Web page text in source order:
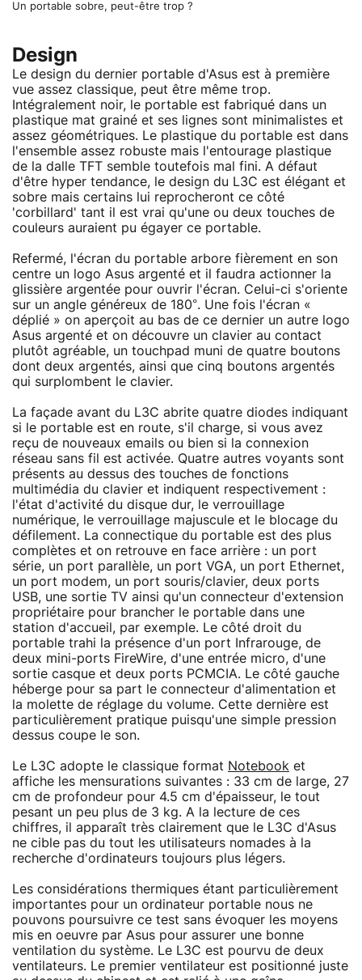
Un portable sobre, peut-être trop ?
Design
Le design du dernier portable d'Asus est à première
vue assez classique, peut être même trop.
Intégralement noir, le portable est fabriqué dans un
plastique mat grainé et ses lignes sont minimalistes et
assez géométriques. Le plastique du portable est dans
l'ensemble assez robuste mais l'entourage plastique
de la dalle TFT semble toutefois mal fini. A défaut
d'être hyper tendance, le design du L3C est élégant et
sobre mais certains lui reprocheront ce côté
'corbillard' tant il est vrai qu'une ou deux touches de
couleurs auraient pu égayer ce portable.
Refermé, l'écran du portable arbore fièrement en son
centre un logo Asus argenté et il faudra actionner la
glissière argentée pour ouvrir l'écran. Celui-ci s'oriente
sur un angle généreux de 180°. Une fois l'écran «
déplié » on aperçoit au bas de ce dernier un autre logo
Asus argenté et on découvre un clavier au contact
plutôt agréable, un touchpad muni de quatre boutons
dont deux argentés, ainsi que cinq boutons argentés
qui surplombent le clavier.
La façade avant du L3C abrite quatre diodes indiquant
si le portable est en route, s'il charge, si vous avez
reçu de nouveaux emails ou bien si la connexion
réseau sans fil est activée. Quatre autres voyants sont
présents au dessus des touches de fonctions
multimédia du clavier et indiquent respectivement :
l'état d'activité du disque dur, le verrouillage
numérique, le verrouillage majuscule et le blocage du
défilement. La connectique du portable est des plus
complètes et on retrouve en face arrière : un port
série, un port parallèle, un port VGA, un port Ethernet,
un port modem, un port souris/clavier, deux ports
USB, une sortie TV ainsi qu'un connecteur d'extension
propriétaire pour brancher le portable dans une
station d'accueil, par exemple. Le côté droit du
portable trahi la présence d'un port Infrarouge, de
deux mini-ports FireWire, d'une entrée micro, d'une
sortie casque et deux ports PCMCIA. Le côté gauche
héberge pour sa part le connecteur d'alimentation et
la molette de réglage du volume. Cette dernière est
particulièrement pratique puisqu'une simple pression
dessus coupe le son.
Le L3C adopte le classique format Notebook et
affiche les mensurations suivantes : 33 cm de large, 27
cm de profondeur pour 4.5 cm d'épaisseur, le tout
pesant un peu plus de 3 kg. A la lecture de ces
chiffres, il apparaît très clairement que le L3C d'Asus
ne cible pas du tout les utilisateurs nomades à la
recherche d'ordinateurs toujours plus légers.
Les considérations thermiques étant particulièrement
importantes pour un ordinateur portable nous ne
pouvons poursuivre ce test sans évoquer les moyens
mis en oeuvre par Asus pour assurer une bonne
ventilation du système. Le L3C est pourvu de deux
ventilateurs. Le premier ventilateur est positionné juste